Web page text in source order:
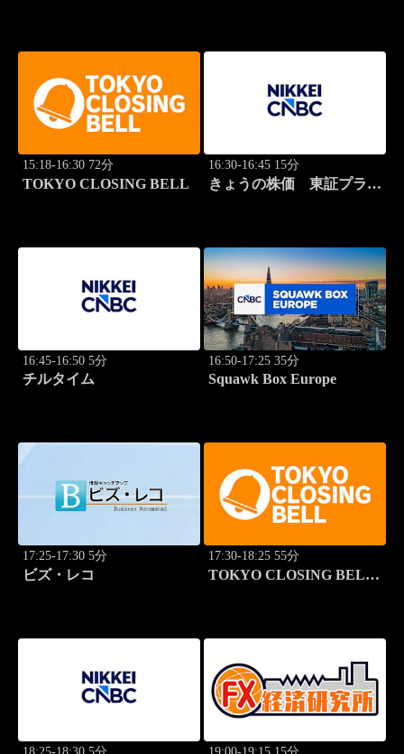
15:18-16:30 72分
TOKYO CLOSING BELL
16:30-16:45 15分
きょうの株価 東証プライ
16:45-16:50 5分
チルタイム
16:50-17:25 35分
Squawk Box Europe
17:25-17:30 5分
ビズ・レコ
17:30-18:25 55分
TOKYO CLOSING BELL